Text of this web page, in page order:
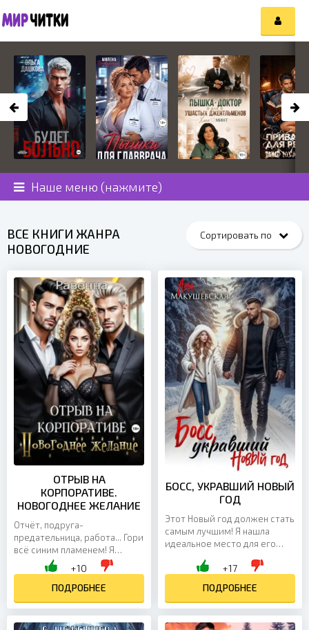
Наше меню (нажмите)
ВСЕ КНИГИ ЖАНРА
НОВОГОДНИЕ
ОТРЫВ НА
КОРПОРАТИВЕ.
НОВОГОДНЕЕ ЖЕЛАНИЕ
Отчёт, подруга-
предательница, работа... Гори
всё синим пламенем! Я
оторвусь на корпоративе на
полную!...
+10
ПОДРОБНЕЕ
БОСС, УКРАВШИЙ НОВЫЙ
ГОД
Этот Новый год должен стать
самым лучшим! Я нашла
идеальное место для его
сделать предложение, и
+17
ПОДРОБНЕЕ